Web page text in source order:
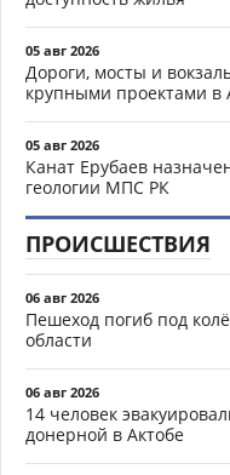
05 авг 2026
Дороги, мосты и
крупными проектами в
05 авг 2026
Канат Ерубаев
геологии МПС РК
ПРОИСШЕСТВИЯ
06 авг 2026
Пешеход погиб под
области
06 авг 2026
14 человек
донерной в Актобе